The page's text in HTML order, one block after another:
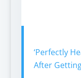
‘Perfectly
After